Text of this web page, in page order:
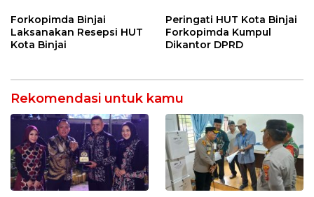
Forkopimda Binjai
Laksanakan Resepsi HUT
Kota Binjai
Peringati HUT Kota Binjai
Forkopimda Kumpul
Dikantor DPRD
Rekomendasi untuk kamu